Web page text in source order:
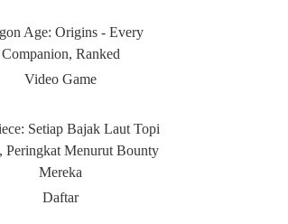
Age: Origins - Every
Companion, Ranked
Video Game
Setiap Bajak Laut Topi
Peringkat Menurut Bounty
Mereka
Daftar